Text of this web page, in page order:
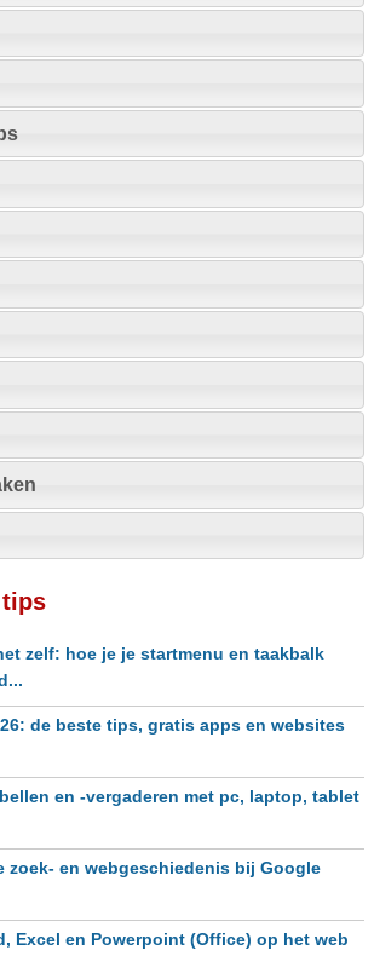
zelf: hoe je je startmenu en taakbalk
de beste tips, gratis apps en websites
en -vergaderen met pc, laptop, tablet
zoek- en webgeschiedenis bij Google
Excel en Powerpoint (Office) op het web